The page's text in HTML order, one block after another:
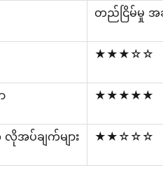
တည်ငြိမ်မှု
★★★☆☆
★★★★★
အပ်ချက်များ ★★☆☆☆